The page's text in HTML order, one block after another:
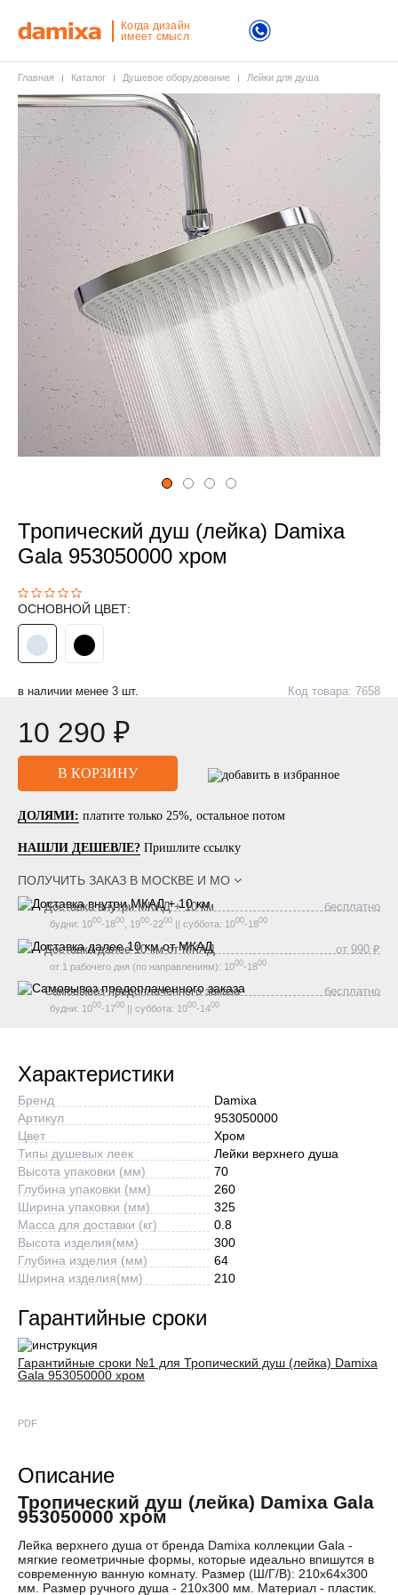
Когда дизайн
имеет смысл
Главная Каталог Душевое оборудование Лейки для душа
Тропический душ (лейка) Damixa
Gala 953050000 хром
ОСНОВНОЙ ЦВЕТ:
Код товара: 7658
в наличии менее 3 шт.
10 290 ₽
ДОЛЯМИ: платите только 25%, остальное потом
НАШЛИ ДЕШЕВЛЕ? Пришлите ссылку
ПОЛУЧИТЬ ЗАКАЗ В МОСКВЕ И МО
Доставка внутри МКАД + 10 км
будни: 1000-1800 , 1900-2200 || суббота: 1000-1800
бесплатно
Доставка далее 10 км от МКАД
от 1 рабочего дня (по направлениям): 1000-1800
от 990 ₽
Самовывоз предоплаченного заказа
будни: 1000-1700 || суббота: 1000-1400
бесплатно
Характеристики
Бренд
Damixa
Артикул
953050000
Цвет
Хром
Типы душевых леек
Лейки верхнего душа
Высота упаковки (мм)
70
Глубина упаковки (мм)
260
Ширина упаковки (мм)
325
Масса для доставки (кг)
0.8
Высота изделия(мм)
300
Глубина изделия (мм)
64
Ширина изделия(мм)
210
Гарантийные сроки
Гарантийные сроки №1 для Тропический душ (лейка) Damixa
Gala 953050000 хром
PDF
Описание
Тропический душ (лейка) Damixa Gala
953050000 хром
Лейка верхнего душа от бренда Damixa коллекции Gala -
мягкие геометричные формы, которые идеально впишутся в
современную ванную комнату. Размер (Ш/Г/В): 210x64x300
мм. Размер ручного душа - 210х300 мм. Материал - пластик.